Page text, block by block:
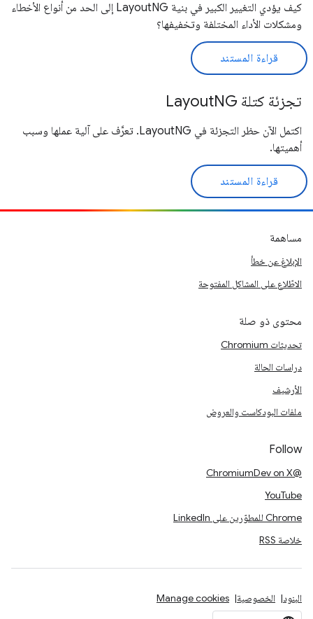
كيف يؤدي التغيير الكبير في بنية LayoutNG إلى الحد من أنواع الأخطاء
ومشكلات الأداء المختلفة وتخفيفها؟
قراءة المستند
تجزئة كتلة LayoutNG
اكتمل الآن حظر التجزئة في LayoutNG. تعرَّف على آلية عملها وسبب
أهميتها.
قراءة المستند
مساهمة
الإبلاغ عن خطأ
الاطّلاع على المشاكل المفتوحة
محتوى ذو صلة
تحديثات Chromium
دراسات الحالة
الأرشيف
ملفات البودكاست والعروض
Follow
@ChromiumDev on X
YouTube
Chrome للمطوّرين على LinkedIn
خلاصة RSS
البنود الخصوصية Manage cookies